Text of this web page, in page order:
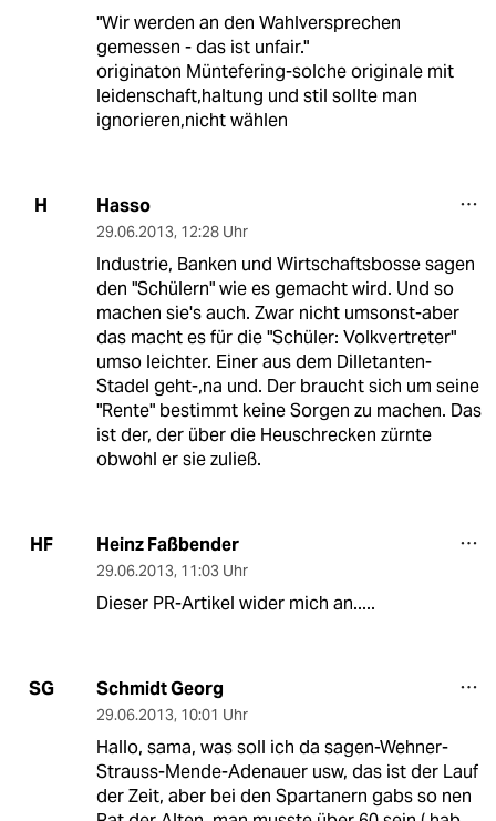
"Wir werden an den Wahlversprechen
gemessen - das ist unfair."
originaton Müntefering-solche originale mit
leidenschaft,haltung und stil sollte man
ignorieren,nicht wählen
H Hasso
29.06.2013, 12:28 Uhr
Industrie, Banken und Wirtschaftsbosse sagen
den "Schülern" wie es gemacht wird. Und so
machen sie's auch. Zwar nicht umsonst-aber
das macht es für die "Schüler: Volkvertreter"
umso leichter. Einer aus dem Dilletanten-
Stadel geht-,na und. Der braucht sich um seine
"Rente" bestimmt keine Sorgen zu machen. Das
ist der, der über die Heuschrecken zürnte
obwohl er sie zuließ.
HF Heinz Faßbender
29.06.2013, 11:03 Uhr
Dieser PR-Artikel wider mich an.....
SG Schmidt Georg
29.06.2013, 10:01 Uhr
Hallo, sama, was soll ich da sagen-Wehner-
Strauss-Mende-Adenauer usw, das ist der Lauf
der Zeit, aber bei den Spartanern gabs so nen